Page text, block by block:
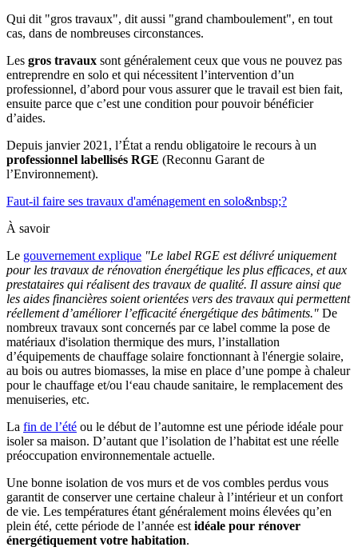
Qui dit "gros travaux", dit aussi "grand chamboulement", en tout
cas, dans de nombreuses circonstances.
Les gros travaux sont généralement ceux que vous ne pouvez pas
entreprendre en solo et qui nécessitent l’intervention d’un
professionnel, d’abord pour vous assurer que le travail est bien fait,
ensuite parce que c’est une condition pour pouvoir bénéficier
d’aides.
Depuis janvier 2021, l’État a rendu obligatoire le recours à un
professionnel labellisés RGE (Reconnu Garant de
l’Environnement).
Faut-il faire ses travaux d'aménagement en solo&nbsp;?
À savoir
Le gouvernement explique "Le label RGE est délivré uniquement
pour les travaux de rénovation énergétique les plus efficaces, et aux
prestataires qui réalisent des travaux de qualité. Il assure ainsi que
les aides financières soient orientées vers des travaux qui permettent
réellement d’améliorer l’efficacité énergétique des bâtiments." De
nombreux travaux sont concernés par ce label comme la pose de
matériaux d'isolation thermique des murs, l’installation
d’équipements de chauffage solaire fonctionnant à l'énergie solaire,
au bois ou autres biomasses, la mise en place d’une pompe à chaleur
pour le chauffage et/ou l‘eau chaude sanitaire, le remplacement des
menuiseries, etc.
La fin de l’été ou le début de l’automne est une période idéale pour
isoler sa maison. D’autant que l’isolation de l’habitat est une réelle
préoccupation environnementale actuelle.
Une bonne isolation de vos murs et de vos combles perdus vous
garantit de conserver une certaine chaleur à l’intérieur et un confort
de vie. Les températures étant généralement moins élevées qu’en
plein été, cette période de l’année est idéale pour rénover
énergétiquement votre habitation.